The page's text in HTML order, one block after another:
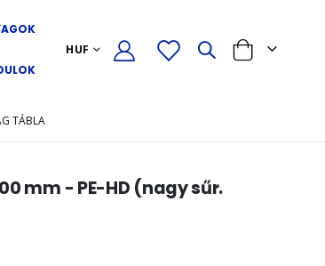
PÉNZNEM
HUF
Cart
TÁBLA
mm - PE-HD (nagy sűr.